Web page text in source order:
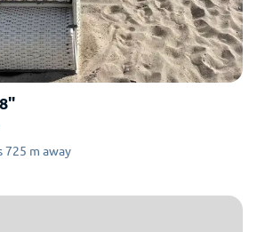
725 m away